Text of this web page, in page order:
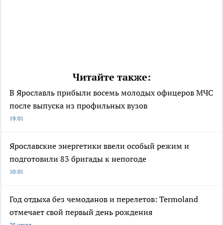
Читайте также:
В Ярославль прибыли восемь молодых офицеров МЧС
после выпуска из профильных вузов
19:01
Ярославские энергетики ввели особый режим и
подготовили 83 бригады к непогоде
10:01
Год отдыха без чемоданов и перелетов: Termoland
отмечает свой первый день рождения